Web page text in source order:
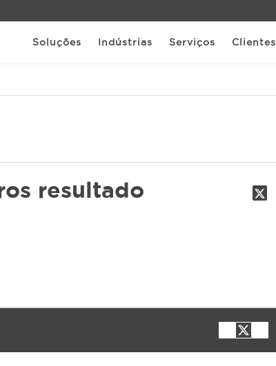
Soluções Indústrias Serviços Clientes
resultado